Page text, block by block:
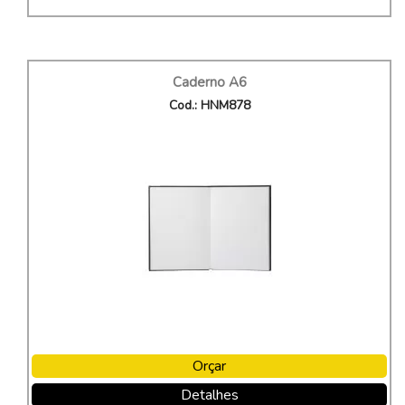
Caderno A6
Cod.: HNM878
Orçar
Detalhes